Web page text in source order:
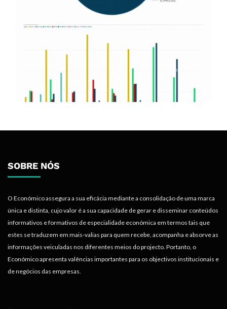
SOBRE NÓS
O Económico assegura a sua eficácia mediante a consolidação de uma marca
única e distinta, cujo valor é a sua capacidade de gerar e disseminar conteúdos
informativos e formativos de especialidade económica em termos tais que
estes se traduzem em mais-valias para quem recebe, acompanha e absorve as
informações veiculadas nos diferentes meios do projecto. Portanto, o
Económico apresenta valências importantes para os objectivos institucionais e
de negócios das empresas.